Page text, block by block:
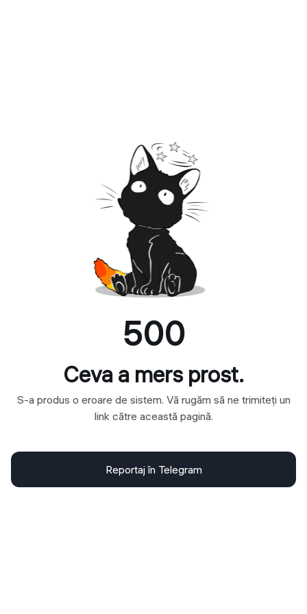
500
Ceva a mers prost.
S-a produs o eroare de sistem. Vă rugăm să ne trimiteți un
link către această pagină.
Reportaj în Telegram